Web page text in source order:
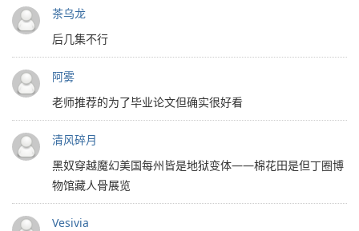
茶乌龙
后几集不行
阿雾
老师推荐的为了毕业论文但确实很好看
清风碎月
黑奴穿越魔幻美国每州皆是地狱变体——棉花田是但丁圈博
物馆藏人骨展览
Vesivia